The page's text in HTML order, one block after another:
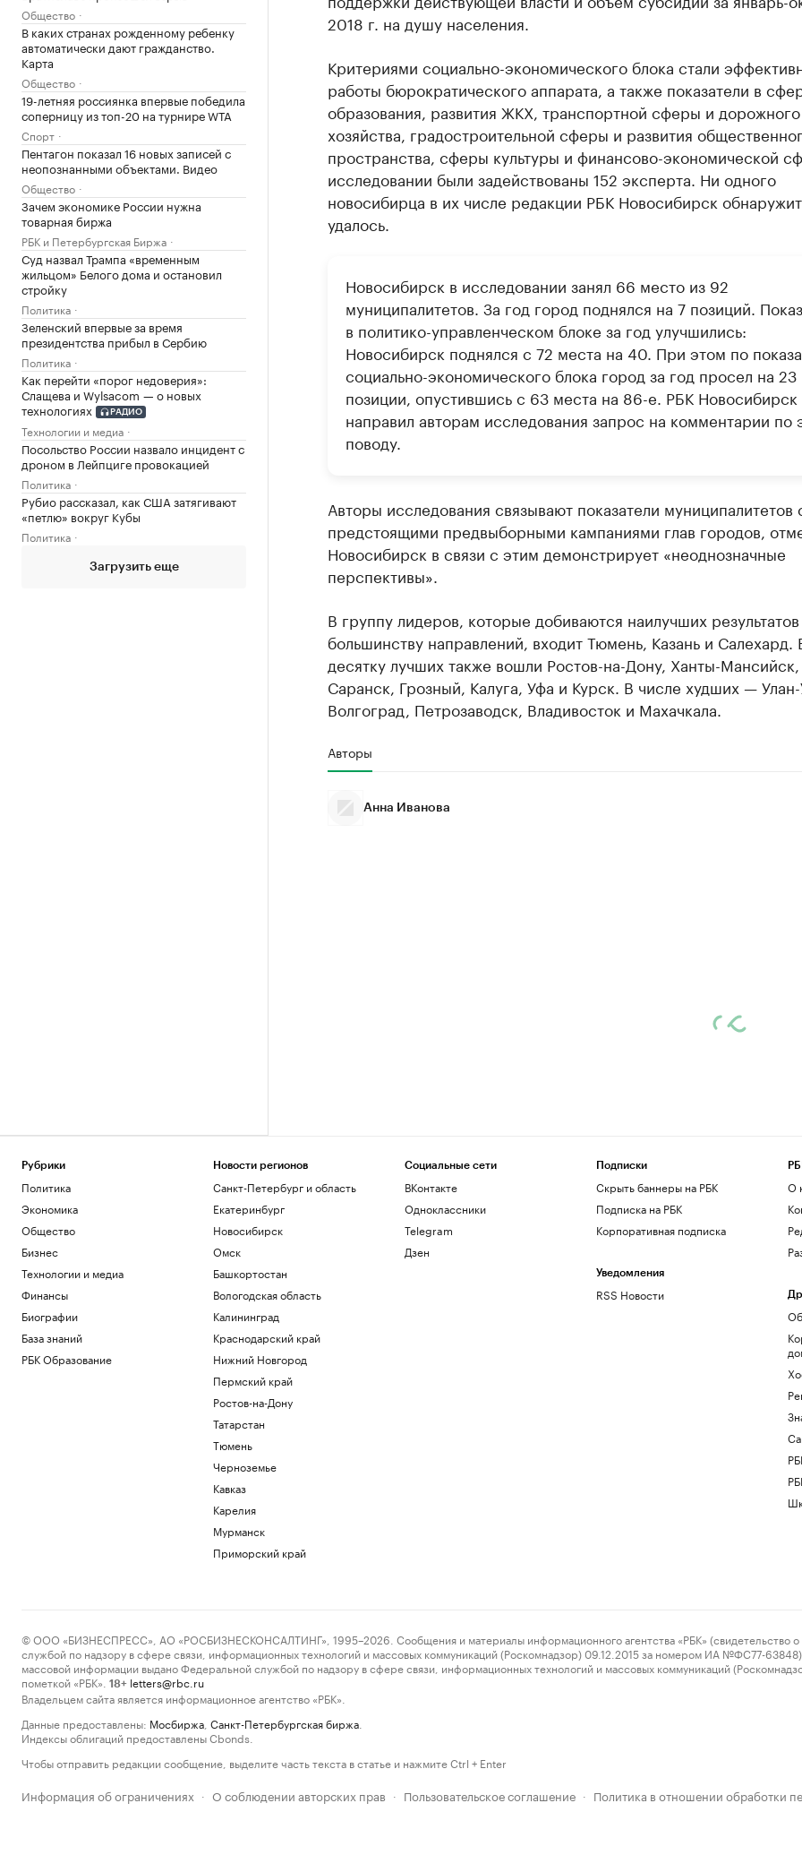
Общество
В каких странах рожденному ребенку
автоматически дают гражданство.
Карта
Общество
19-летняя россиянка впервые победила
соперницу из топ-20 на турнире WTA
Спорт
Пентагон показал 16 новых записей с
неопознанными объектами. Видео
Общество
Зачем экономике России нужна
товарная биржа
РБК и Петербургская Биржа
Суд назвал Трампа «временным
жильцом» Белого дома и остановил
стройку
Политика
Зеленский впервые за время
президентства прибыл в Сербию
Политика
Как перейти «порог недоверия»:
Слащева и Wylsacom — о новых
технологиях
РАДИО
Технологии и медиа
Посольство России назвало инцидент с
дроном в Лейпциге провокацией
Политика
Рубио рассказал, как США затягивают
«петлю» вокруг Кубы
Политика
Загрузить еще
2018 г. на душу населения.
Критериями социально-экономического блока стали
работы бюрократического аппарата, а также показатели в
образования, развития ЖКХ, транспортной сферы и дорожного
хозяйства, градостроительной сферы и развития
пространства, сферы культуры и финансово-экономической
исследовании были задействованы 152 эксперта. Ни одного
новосибирца в их числе редакции РБК Новосибирск
удалось.
Новосибирск в исследовании занял 66 место из 92
муниципалитетов. За год город поднялся на 7 позиций.
в политико-управленческом блоке за год улучшились:
Новосибирск поднялся с 72 места на 40. При этом по
социально-экономического блока город за год просел на 23
позиции, опустившись с 63 места на 86-е. РБК Новосибирск
направил авторам исследования запрос на комментарии по
поводу.
Авторы исследования связывают показатели муниципалитетов
предстоящими предвыборными кампаниями глав городов,
Новосибирск в связи с этим демонстрирует «неоднозначные
перспективы».
В группу лидеров, которые добиваются наилучших
большинству направлений, входит Тюмень, Казань и Салехард.
десятку лучших также вошли Ростов-на-Дону, Ханты-Мансийск,
Саранск, Грозный, Калуга, Уфа и Курск. В числе худших —
Волгоград, Петрозаводск, Владивосток и Махачкала.
Авторы
Анна Иванова
Рубрики
Политика
Экономика
Общество
Бизнес
Технологии и медиа
Финансы
Биографии
База знаний
РБК Образование
Новости регионов
Санкт-Петербург и область
Екатеринбург
Новосибирск
Омск
Башкортостан
Вологодская область
Калининград
Краснодарский край
Нижний Новгород
Пермский край
Ростов-на-Дону
Татарстан
Тюмень
Черноземье
Кавказ
Карелия
Мурманск
Приморский край
Социальные сети
ВКонтакте
Одноклассники
Telegram
Дзен
Подписки
Скрыть баннеры на РБК
Подписка на РБК
Корпоративная подписка
Уведомления
RSS Новости
О
© ООО «БИЗНЕСПРЕСС», АО «РОСБИЗНЕСКОНСАЛТИНГ», 1995–2026. Сообщения и материалы информационного агентства «РБК» (свидетельство о
службой по надзору в сфере связи, информационных технологий и массовых коммуникаций (Роскомнадзор) 09.12.2015 за номером ИА №ФС77-63848)
массовой информации выдано Федеральной службой по надзору в сфере связи, информационных технологий и массовых коммуникаций
пометкой «РБК».
18+ letters@rbc.ru
Владельцем сайта является информационное агентство «РБК».
Данные предоставлены: Мосбиржа Санкт-Петербургская биржа
Индексы облигаций предоставлены Cbonds.
Чтобы отправить редакции сообщение, выделите часть текста в статье и нажмите Ctrl + Enter
Информация об ограничениях · О соблюдении авторских прав · Пользовательское соглашение · Политика в отношении обработки